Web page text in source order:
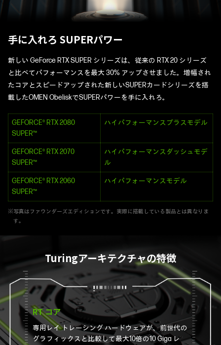
手に入れろ SUPERパワー
新しい GeForce RTX SUPER シリーズは、従来の RTX 20 シリーズ
と比べてパフォーマンスを最大 30% アップさせました。増幅され
たコアとスピードアップされた新しいSUPERカードシリーズを搭
載したOMEN ObeliskでSUPERパワーを手に入れろ。
GEFORCE® RTX 2080
SUPER™
ハイパフォーマンスプラスモデル
GEFORCE® RTX 2070
SUPER™
ハイパフォーマンスダッシュモデ
ル
GEFORCE® RTX 2060
SUPER™
ハイパフォーマンスモデル
※写真はファウンダーズエディションです。実際に搭載している製品とは異なりま
す。
Turingアーキテクチャの特徴
RT コア
専用レイ トレーシング ハードウェアが、前世代の
グラフィックスと比較して最大10倍の10 Giga レ